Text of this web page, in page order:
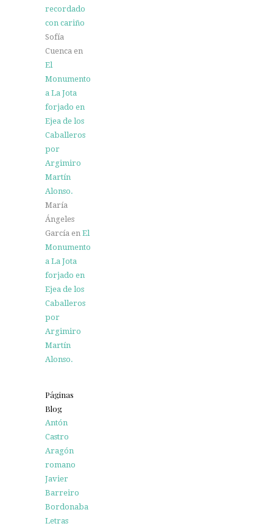
recordado
con cariño
Sofía
Cuenca en
El
Monumento
a La Jota
forjado en
Ejea de los
Caballeros
por
Argimiro
Martín
Alonso.
María
Ángeles
García en El
Monumento
a La Jota
forjado en
Ejea de los
Caballeros
por
Argimiro
Martín
Alonso.
Páginas
Blog
Antón
Castro
Aragón
romano
Javier
Barreiro
Bordonaba
Letras